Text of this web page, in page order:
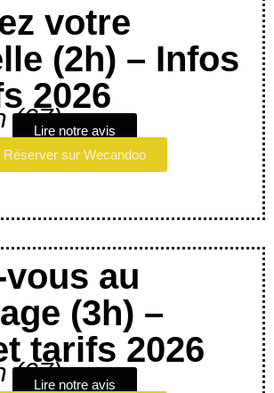
votre
(2h) – Infos
2026
(67)
Lire notre avis
Réserver sur Wecandoo
au
(3h) –
tarifs 2026
(67)
Lire notre avis